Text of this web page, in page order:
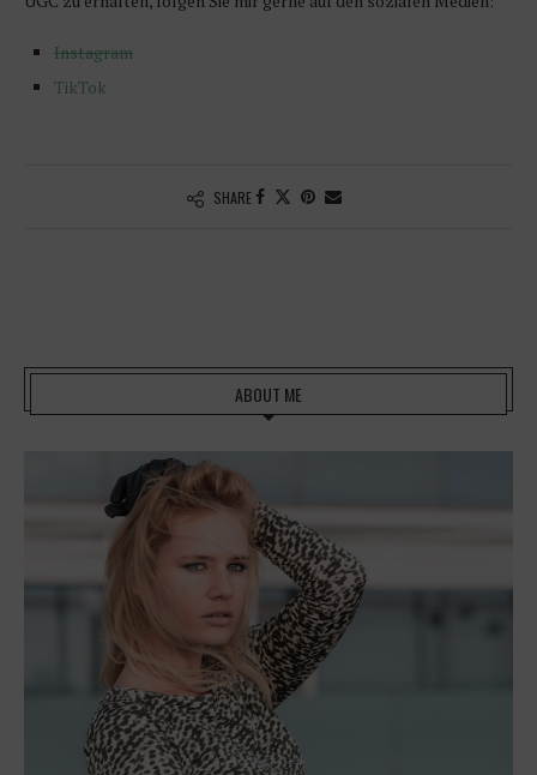
Instagram
TikTok
SHARE
ABOUT ME